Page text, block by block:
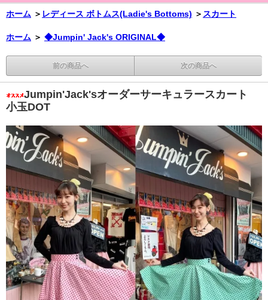
ホーム ＞ レディース ボトムス(Ladie's Bottoms) ＞ スカート
ホーム ＞ ◆Jumpin' Jack's ORIGINAL◆
前の商品へ 次の商品へ
Jumpin'Jack'sオーダーサーキュラースカート
小玉DOT